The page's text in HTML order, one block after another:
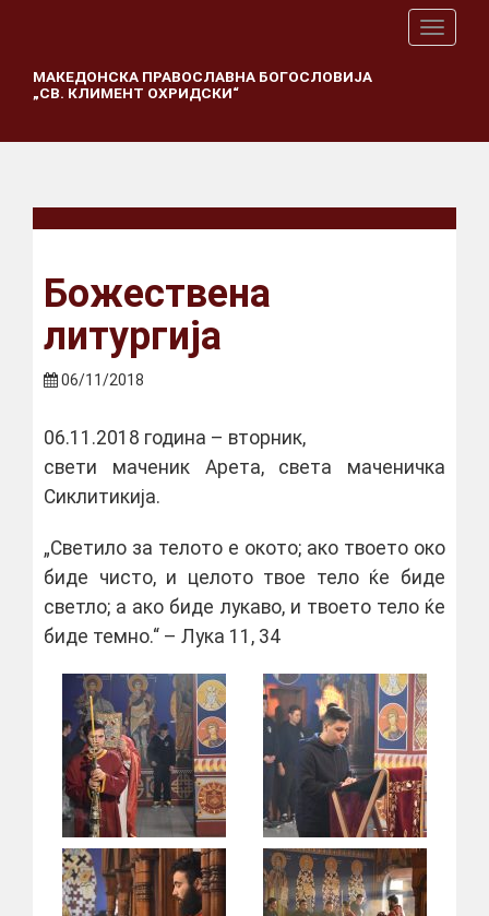
T
o
e
v
i
МАКЕДОНСКА ПРАВОСЛАВНА БОГОСЛОВИЈА
„СВ. КЛИМЕНТ ОХРИДСКИ“
Божествена
литургија
06/11/2018
06.11.2018 година – вторник,
свети маченик Арета, света маченичка
Сиклитикија.
„Светило за телото е окото; ако твоето око
биде чисто, и целото твое тело ќе биде
светло; а ако биде лукаво, и твоето тело ќе
биде темно.“ – Лука 11, 34